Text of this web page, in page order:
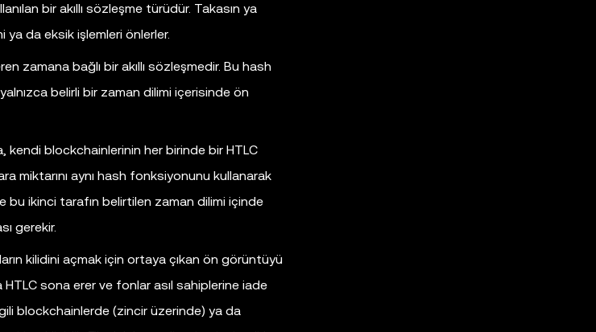
bir akıllı sözleşme türüdür. Takasın ya
da eksik işlemleri önlerler.
zamana bağlı bir akıllı sözleşmedir. Bu hash
belirli bir zaman dilimi içerisinde ön
kendi blockchainlerinin her birinde bir HTLC
miktarını aynı hash fonksiyonunu kullanarak
ikinci tarafın belirtilen zaman dilimi içinde
gerekir.
kilidini açmak için ortaya çıkan ön görüntüyü
sona erer ve fonlar asıl sahiplerine iade
blockchainlerde (zincir üzerinde) ya da